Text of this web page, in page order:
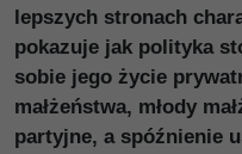
lepszych stronach
pokazuje jak polityka
sobie jego życie
małżeństwa, młody
partyjne, a spóźnienie